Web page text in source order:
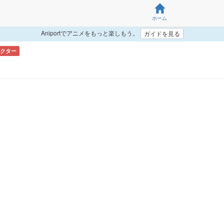
ホーム
Aniportでアニメをもっと楽しもう。 ガイドを見る
ター